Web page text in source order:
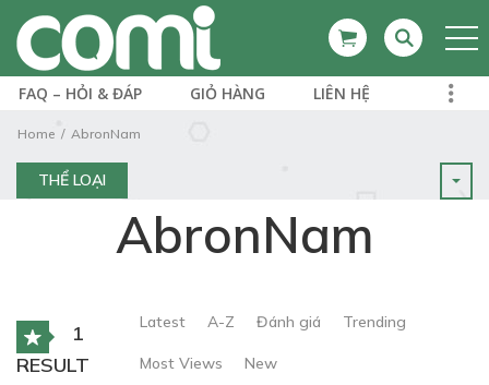
FAQ – HỎI & ĐÁP GIỎ HÀNG LIÊN HỆ
Home AbronNam
THỂ LOẠI
AbronNam
1
RESULT
Latest A-Z Đánh giá Trending
Most Views New